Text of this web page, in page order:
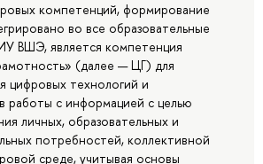
компетенций, формирование
во все образовательные
ВШЭ, является компетенция
(далее — ЦГ) для
цифровых технологий и
работы с информацией с целью
личных, образовательных и
потребностей, коллективной
среде, учитывая основы